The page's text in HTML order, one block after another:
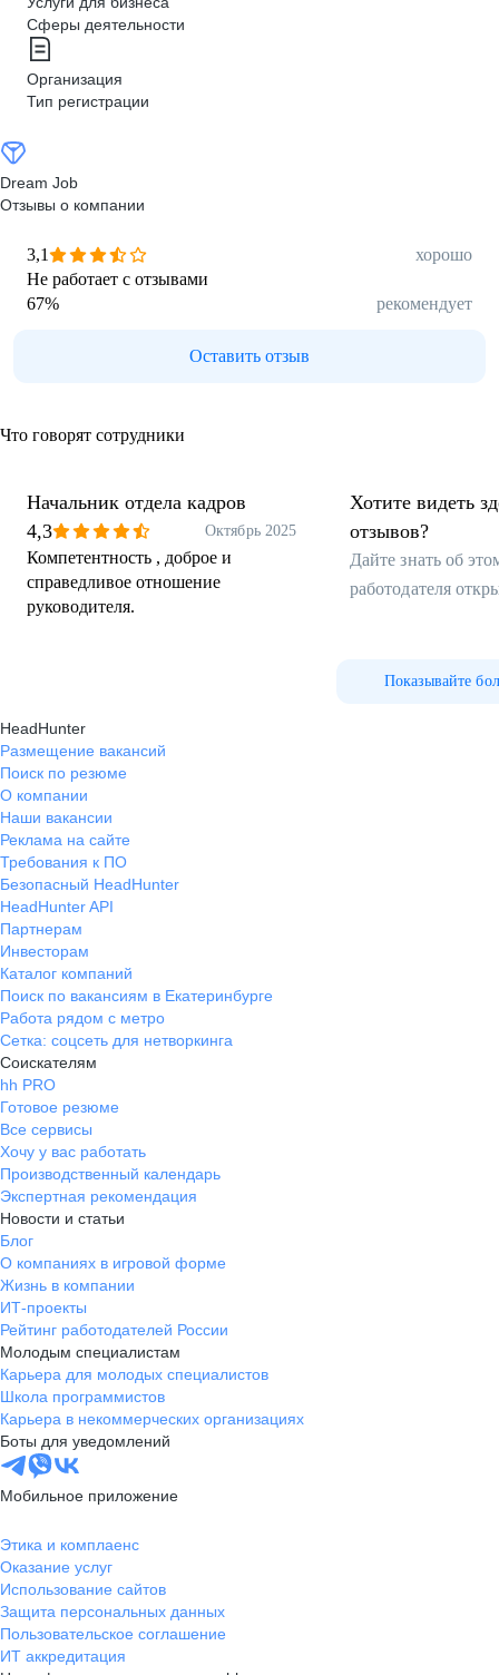
Сферы деятельности
Организация
Тип регистрации
Dream Job
Отзывы о компании
3,1
хорошо
Не работает с отзывами
67% рекомендует
Оставить отзыв
Что говорят сотрудники
Начальник отдела кадров
4,3
Октябрь 2025
Компетентность , доброе и
справедливое отношение
руководителя.
Хотите видеть
отзывов?
Дайте знать об
работодателя
Показывайте
HeadHunter
Размещение вакансий
Поиск по резюме
О компании
Наши вакансии
Реклама на сайте
Требования к ПО
Безопасный HeadHunter
HeadHunter API
Партнерам
Инвесторам
Каталог компаний
Поиск по вакансиям в Екатеринбурге
Работа рядом с метро
Сетка: соцсеть для нетворкинга
Соискателям
hh PRO
Готовое резюме
Все сервисы
Хочу у вас работать
Производственный календарь
Экспертная рекомендация
Новости и статьи
Блог
О компаниях в игровой форме
Жизнь в компании
ИТ-проекты
Рейтинг работодателей России
Молодым специалистам
Карьера для молодых специалистов
Школа программистов
Карьера в некоммерческих организациях
Боты для уведомлений
Мобильное приложение
Этика и комплаенс
Оказание услуг
Использование сайтов
Защита персональных данных
Пользовательское соглашение
ИТ аккредитация